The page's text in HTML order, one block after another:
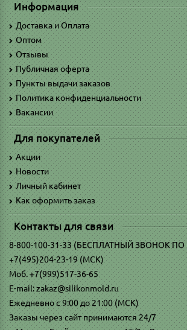
Информация
Доставка и Оплата
Оптом
Отзывы
Публичная оферта
Пункты выдачи заказов
Политика конфиденциальности
Вакансии
Для покупателей
Акции
Новости
Личный кабинет
Как оформить заказ
Контакты для связи
8-800-100-31-33 (БЕСПЛАТНЫЙ ЗВОНОК
+7(495)204-23-19 (МСК)
Моб. +7(999)517-36-65
E-mail: zakaz@silikonmold.ru
Ежедневно с 9:00 до 21:00 (МСК)
Заказы через сайт принимаются 24/7